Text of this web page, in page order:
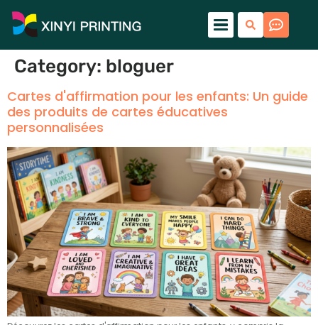
Category: bloguer
Cartes d'affirmation pour les enfants: Un guide
des produits de cartes éducatives
personnalisées